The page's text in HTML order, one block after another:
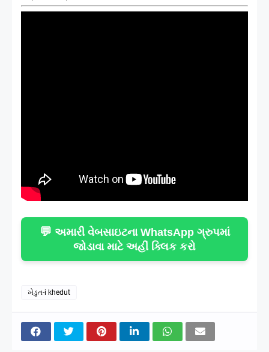
💬 અમારી વેબસાઇટના WhatsApp ગ્રુપમાં
જોડાવા માટે અહીં ક્લિક કરો
ખેડુત-i khedut